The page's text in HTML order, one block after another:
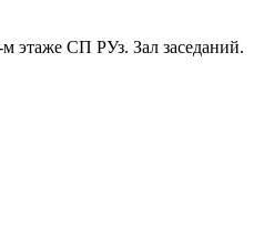
м этаже СП РУз. Зал заседаний.